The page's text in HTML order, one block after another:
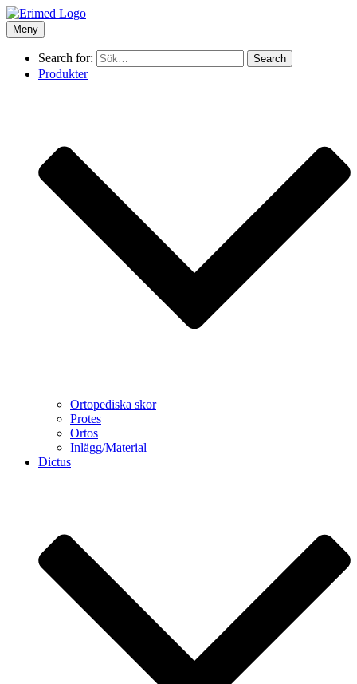
Meny
Search for:
Produkter
Ortopediska skor
Protes
Ortos
Inlägg/Material
Dictus